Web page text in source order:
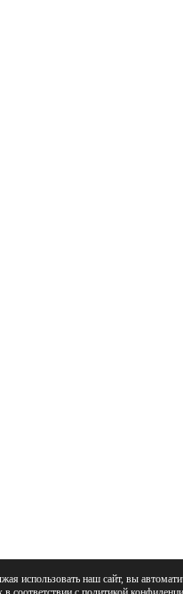
использовать наш сайт, вы